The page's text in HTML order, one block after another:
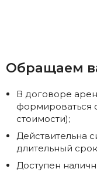
Обращаем
В договоре
формироваться
стоимости);
Действительна
длительный
Доступен